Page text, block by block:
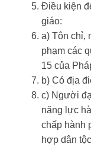
Điều kiện
giáo:
a) Tôn chỉ,
phạm các
15 của
b) Có địa
c) Người
năng lực
chấp hành
hợp dân